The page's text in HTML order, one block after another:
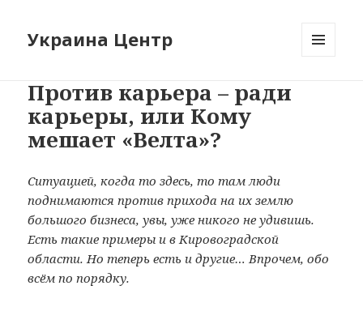
Украина Центр
Против карьера – ради
карьеры, или Кому
мешает «Велта»?
Ситуацией, когда то здесь, то там люди
поднимаются против прихода на их землю
большого бизнеса, увы, уже никого не удивишь.
Есть такие примеры и в Кировоградской
области. Но теперь есть и другие… Впрочем, обо
всём по порядку.